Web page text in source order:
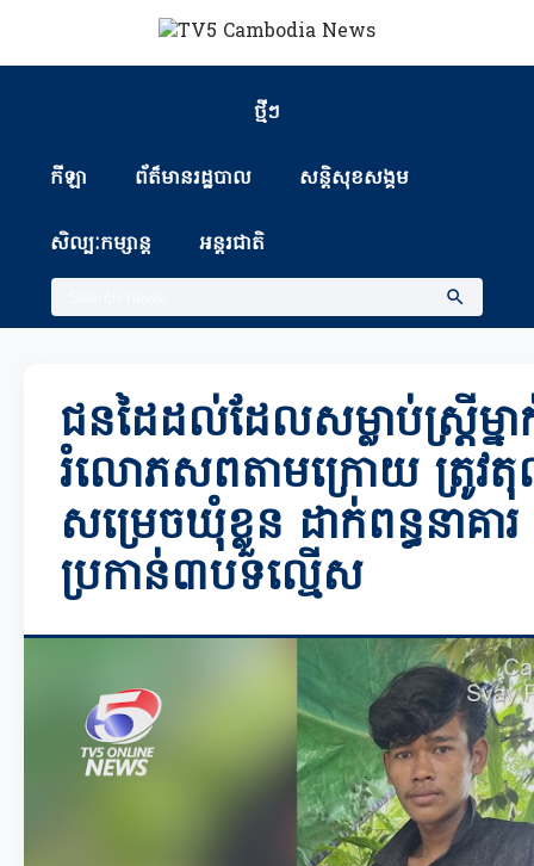
ថ្មីៗ
កីឡា ព័ត៏មានរដ្ឋបាល សន្តិសុខសង្គម
សិល្បៈកម្សាន្ត អន្តរជាតិ
ជនដៃដល់ដែលសម្លាប់ស្ដ្រីម្ន
រំលោភសពតាមក្រោយ ត្រូវតុ
សម្រេចឃុំខ្លួន ដាក់ពន្ធនាគ
ប្រកាន់៣បទល្មើស